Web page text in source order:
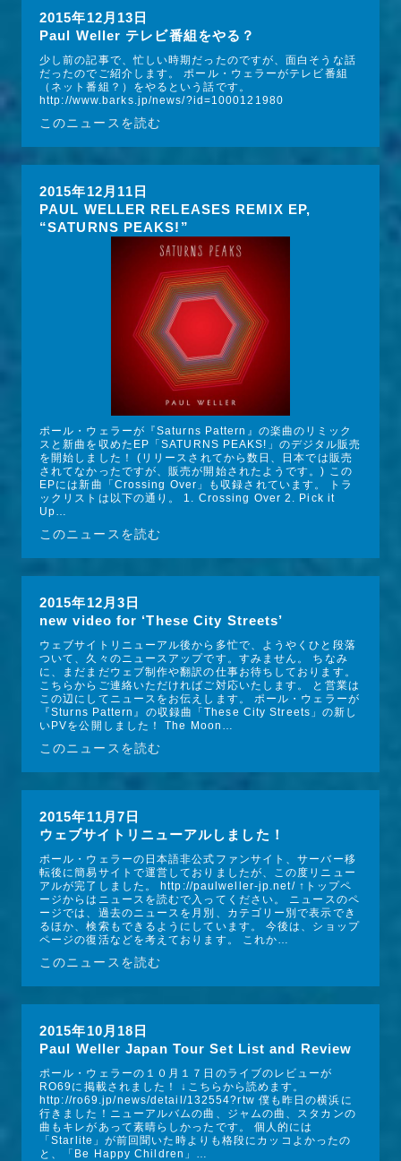
2015年12月13日
Paul Weller テレビ番組をやる？
少し前の記事で、忙しい時期だったのですが、面白そうな話
だったのでご紹介します。 ポール・ウェラーがテレビ番組
（ネット番組？）をやるという話です。
http://www.barks.jp/news/?id=1000121980
このニュースを読む
2015年12月11日
PAUL WELLER RELEASES REMIX EP,
“SATURNS PEAKS!”
ポール・ウェラーが『Saturns Pattern』の楽曲のリミック
スと新曲を収めたEP「SATURNS PEAKS!」のデジタル販売
を開始しました！ (リリースされてから数日、日本では販売
されてなかったですが、販売が開始されたようです。) この
EPには新曲「Crossing Over」も収録されています。 トラ
ックリストは以下の通り。 1. Crossing Over 2. Pick it
Up…
このニュースを読む
2015年12月3日
new video for ‘These City Streets’
ウェブサイトリニューアル後から多忙で、ようやくひと段落
ついて、久々のニュースアップです。すみません。 ちなみ
に、まだまだウェブ制作や翻訳の仕事お待ちしております。
こちらからご連絡いただければご対応いたします。 と営業は
この辺にしてニュースをお伝えします。 ポール・ウェラーが
『Sturns Pattern』の収録曲「These City Streets」の新し
いPVを公開しました！ The Moon…
このニュースを読む
2015年11月7日
ウェブサイトリニューアルしました！
ポール・ウェラーの日本語非公式ファンサイト、サーバー移
転後に簡易サイトで運営しておりましたが、この度リニュー
アルが完了しました。 http://paulweller-jp.net/ ↑トップペ
ージからはニュースを読むで入ってください。 ニュースのペ
ージでは、過去のニュースを月別、カテゴリー別で表示でき
るほか、検索もできるようにしています。 今後は、ショップ
ページの復活などを考えております。 これか…
このニュースを読む
2015年10月18日
Paul Weller Japan Tour Set List and Review
ポール・ウェラーの１０月１７日のライブのレビューが
RO69に掲載されました！ ↓こちらから読めます。
http://ro69.jp/news/detail/132554?rtw 僕も昨日の横浜に
行きました！ニューアルバムの曲、ジャムの曲、スタカンの
曲もキレがあって素晴らしかったです。 個人的には
「Starlite」が前回聞いた時よりも格段にカッコよかったの
と、「Be Happy Children」…